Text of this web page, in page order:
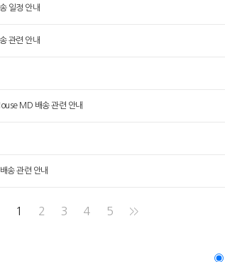
일정 안내
관련 안내
MD 배송 관련 안내
송 관련 안내
1 2 3 4 5 >>